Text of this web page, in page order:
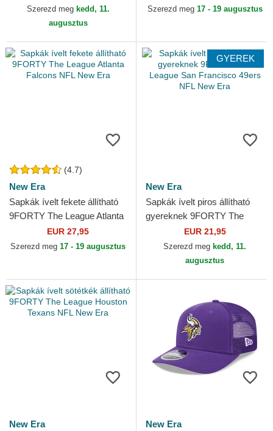
Szerezd meg kedd, 11.
augusztus
Szerezd meg 17 - 19 augusztus
(4.7)
New Era
Sapkák ívelt fekete állítható
9FORTY The League Atlanta
Falcons NFL New Era
EUR 27,95
Szerezd meg 17 - 19 augusztus
GYEREK
New Era
Sapkák ívelt piros állítható
gyereknek 9FORTY The
League San Francisco 49ers
NFL New Era
EUR 21,95
Szerezd meg kedd, 11.
augusztus
New Era
New Era